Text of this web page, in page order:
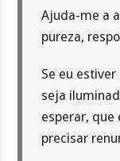
Ajuda-me a
pureza,
Se eu
seja
esperar, que
precisar